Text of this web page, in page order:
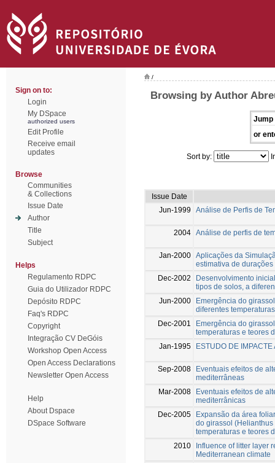
Sign on to:
Login
My DSpace
authorized users
Edit Profile
Receive email
updates
Browse
Communities
& Collections
Issue Date
Author
Title
Subject
Helps
Regulamento RDPC
Guia do Utilizador RDPC
Depósito RDPC
Faq's RDPC
Copyright
Integração CV DeGóis
Workshop Open Access
Open Access Declarations
Newsletter Open Access
Help
About Dspace
DSpace Software
/
Browsing by Author
Jump
or
Sort by:
Issue Date
Jun-1999
Análise de Perfis de
2004 Análise de perfis de
Jan-2000 Aplicações da
estimativa de
Dec-2002
Desenvolvimento
tipos de solos, a
Jun-2000
Emergência do
diferentes
Dec-2001
Emergência do
temperaturas e teores
Jan-1995
ESTUDO DE
Sep-2008
Eventuais efeitos de
mediterrâneas
Mar-2008
Eventuais efeitos de
mediterrânicas
Dec-2005
Expansão da área
do girassol
temperaturas e teores
2010
Influence of litter layer
Mediterranean climate